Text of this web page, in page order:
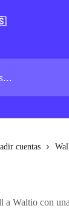
cuentas
a Waltio con